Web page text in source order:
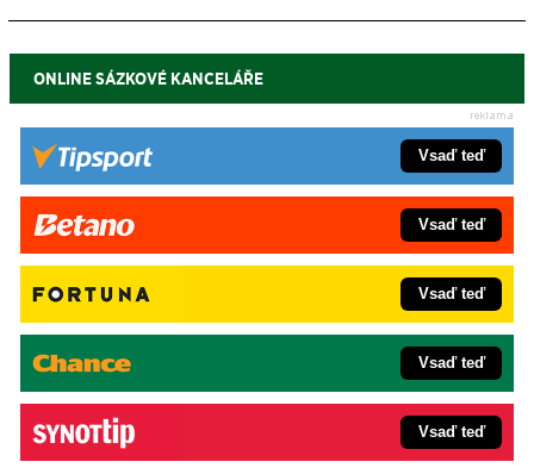
ONLINE SÁZKOVÉ KANCELÁŘE
Vsaď teď
Vsaď teď
Vsaď teď
Vsaď teď
Vsaď teď